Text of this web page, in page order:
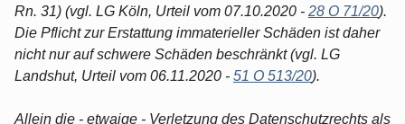
Rn. 31) (vgl. LG Köln, Urteil vom 07.10.2020 - 28 O 71/20).
Die Pflicht zur Erstattung immaterieller Schäden ist daher
nicht nur auf schwere Schäden beschränkt (vgl. LG
Landshut, Urteil vom 06.11.2020 - 51 O 513/20).
Allein die - etwaige - Verletzung des Datenschutzrechts als